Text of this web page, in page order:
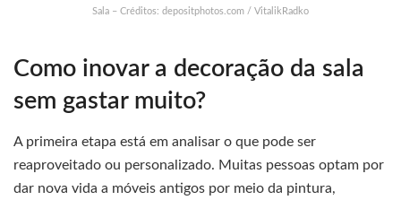
Sala – Créditos: depositphotos.com / VitalikRadko
Como inovar a decoração da sala
sem gastar muito?
A primeira etapa está em analisar o que pode ser
reaproveitado ou personalizado. Muitas pessoas optam por
dar nova vida a móveis antigos por meio da pintura,